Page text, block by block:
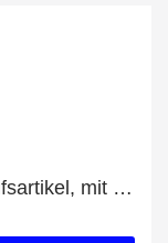
Bis zu 40% Rabatt auf Ausverkaufsartikel, mit zusätzlichen Rabatten für Eistee & Teemischgetränke